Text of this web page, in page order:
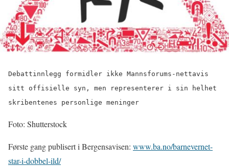
Debattinnlegg formidler ikke Mannsforums-nettavis
sitt offisielle syn, men representerer i sin helhet
skribentenes personlige meninger
Foto: Shutterstock
Første gang publisert i Bergensavisen: www.ba.no/barnevernet-
star-i-dobbel-ild/